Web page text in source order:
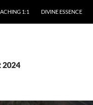
1:1 DIVINE ESSENCE
2024